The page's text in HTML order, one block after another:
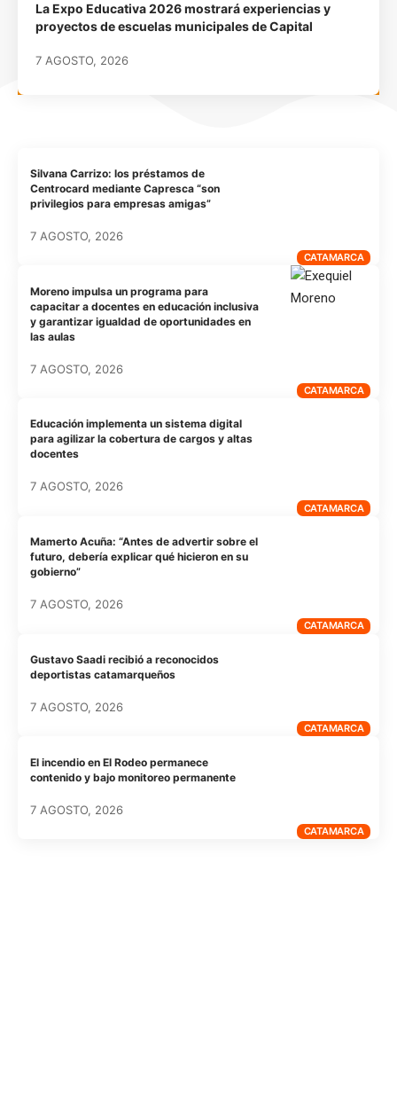
La Expo Educativa 2026 mostrará experiencias y
proyectos de escuelas municipales de Capital
7 AGOSTO, 2026
CATAMARCA
Silvana Carrizo: los préstamos de
Centrocard mediante Capresca “son
privilegios para empresas amigas”
7 AGOSTO, 2026
CATAMARCA
Moreno impulsa un programa para
capacitar a docentes en educación inclusiva
y garantizar igualdad de oportunidades en
las aulas
7 AGOSTO, 2026
CATAMARCA
Educación implementa un sistema digital
para agilizar la cobertura de cargos y altas
docentes
7 AGOSTO, 2026
CATAMARCA
Mamerto Acuña: “Antes de advertir sobre el
futuro, debería explicar qué hicieron en su
gobierno”
7 AGOSTO, 2026
CATAMARCA
Gustavo Saadi recibió a reconocidos
deportistas catamarqueños
7 AGOSTO, 2026
CATAMARCA
El incendio en El Rodeo permanece
contenido y bajo monitoreo permanente
7 AGOSTO, 2026